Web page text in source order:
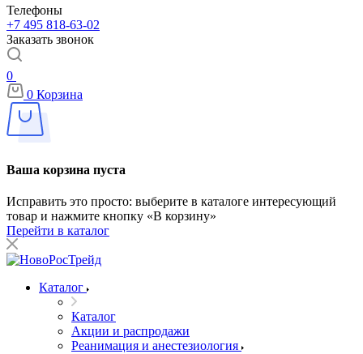
Телефоны
+7 495 818-63-02
Заказать звонок
0
0 Корзина
Ваша корзина пуста
Исправить это просто: выберите в каталоге интересующий
товар и нажмите кнопку «В корзину»
Перейти в каталог
Каталог
Каталог
Акции и распродажи
Реанимация и анестезиология